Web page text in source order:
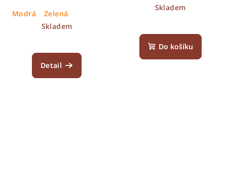
Modrá
Zelená
Skladem
Detail
Skladem
Do košíku